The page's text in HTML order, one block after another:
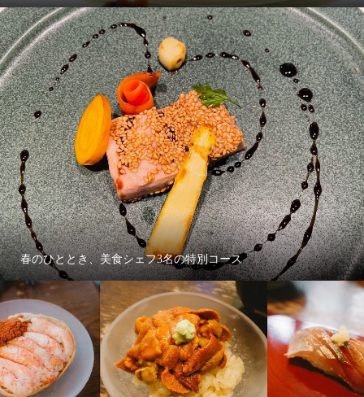
春のひととき、美食シェフ3名の特別コース